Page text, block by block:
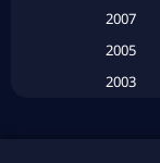
2007
2005
2003